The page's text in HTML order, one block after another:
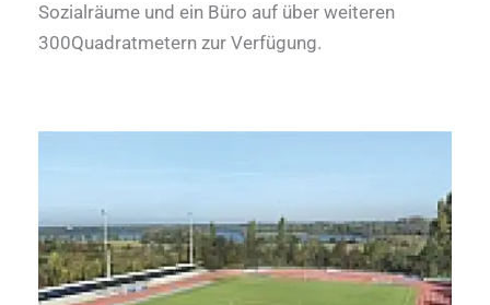
Sozialräume und ein Büro auf über weiteren
300Quadratmetern zur Verfügung.